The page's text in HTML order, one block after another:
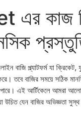
কাজ
বাজি প্ল্যাটফর্ম যা
তবে বাজির সময়ে সঠিক
এই আর্টিকেলে আমরা
উচিত যেন বাজির অভিজ্ঞতা